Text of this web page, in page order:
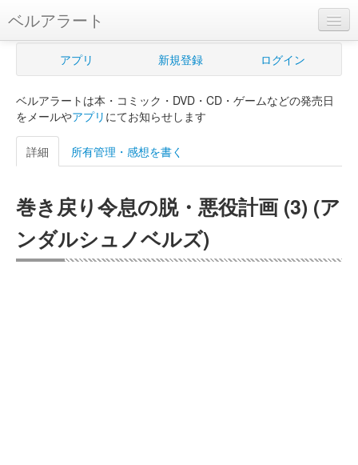
ベルアラート
ベルアラートとは
新規登録
ログイン
購入管理
Myシェルフ
アプリ 新規登録 ログイン
ベルアラートは本・コミック・DVD・CD・ゲームなどの発売日
をメールやアプリ にてお知らせします
詳細 所有管理・感想を書く
巻き戻り令息の脱・悪役計画 (3) (ア
ンダルシュノベルズ)